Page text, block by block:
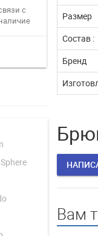
с
ЧИТАТЬ
Размер
Состав :
Бренд
Вам